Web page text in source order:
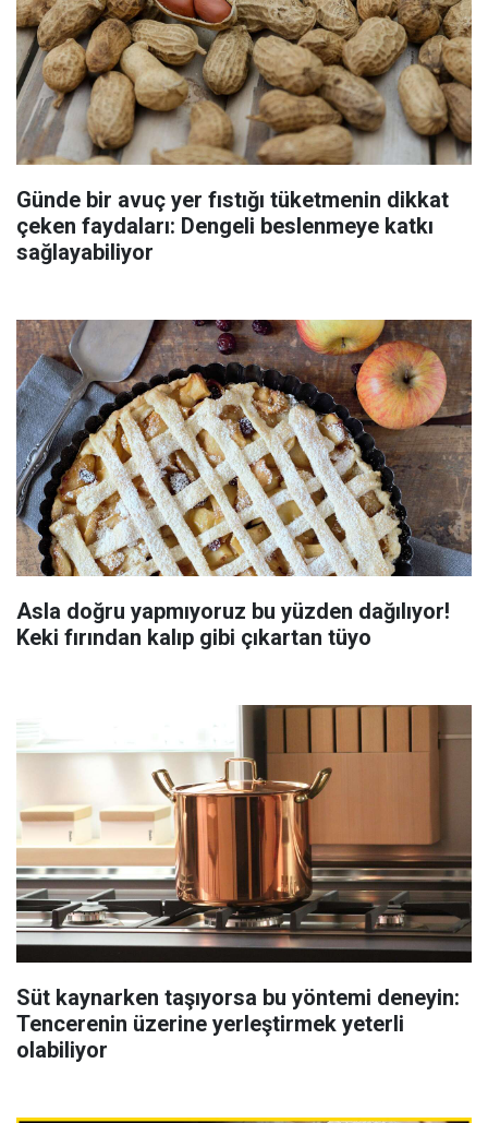
Günde bir avuç yer fıstığı tüketmenin dikkat
çeken faydaları: Dengeli beslenmeye katkı
sağlayabiliyor
Asla doğru yapmıyoruz bu yüzden dağılıyor!
Keki fırından kalıp gibi çıkartan tüyo
Süt kaynarken taşıyorsa bu yöntemi deneyin:
Tencerenin üzerine yerleştirmek yeterli
olabiliyor